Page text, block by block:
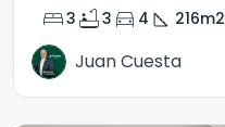
bed3 bathtub3 directions_car 4 square_foot 216m2
Juan Cuesta